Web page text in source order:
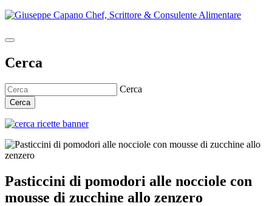
Cerca
Cerca
Cerca
Pasticcini di pomodori alle nocciole con
mousse di zucchine allo zenzero